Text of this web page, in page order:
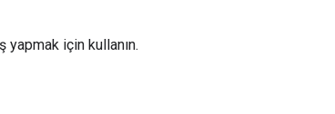
için kullanın.